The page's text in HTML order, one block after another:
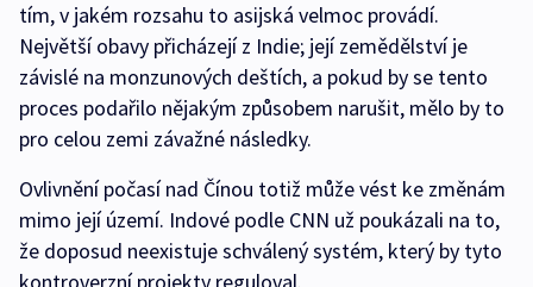
tím, v jakém rozsahu to asijská velmoc provádí.
Největší obavy přicházejí z Indie; její zemědělství je
závislé na monzunových deštích, a pokud by se tento
proces podařilo nějakým způsobem narušit, mělo by to
pro celou zemi závažné následky.
Ovlivnění počasí nad Čínou totiž může vést ke změnám
mimo její území. Indové podle CNN už poukázali na to,
že doposud neexistuje schválený systém, který by tyto